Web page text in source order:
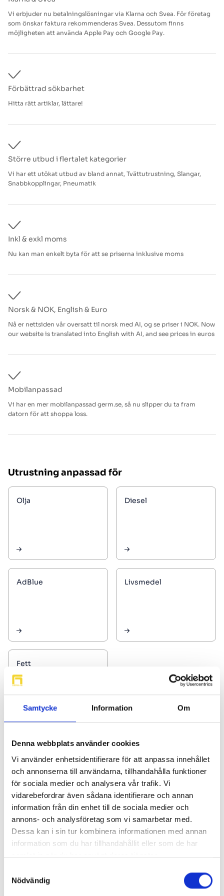
Samtycke Information Om
Denna webbplats använder cookies
Vi använder enhetsidentifierare för att anpassa innehållet
och annonserna till användarna, tillhandahålla funktioner
för sociala medier och analysera vår trafik. Vi
vidarebefordrar även sådana identifierare och annan
information från din enhet till de sociala medier och
annons- och analysföretag som vi samarbetar med.
Dessa kan i sin tur kombinera informationen med annan
information som du har tillhandahållit eller som de har
samlat in när du har använt deras tjänster.
Nödvändig
Vi erbjuder nu betalningslösningar via Klarna och Svea. För företag
som önskar faktura rekommenderas Svea. Dessutom finns
möjligheten att använda Apple Pay och Google Pay.
Förbättrad sökbarhet
Hitta rätt artiklar, lättare!
Större utbud i flertalet kategorier
Vi har ett utökat utbud av bland annat, Tvättutrustning, Slangar,
Snabbkopplingar, Pneumatik
Inkl & exkl moms
Nu kan man enkelt byta för att se priserna inklusive moms
Norsk & NOK, English & Euro
Nå er nettsiden vår oversatt til norsk med AI, og se priser i NOK. Now
our website is translated into English with AI, and see prices in euros
Mobilanpassad
Vi har en mer mobilanpassad germ.se, så nu slipper du ta fram
datorn för att shoppa loss.
Utrustning anpassad för
Olja Diesel
AdBlue Livsmedel
Fett
Sök på vätska